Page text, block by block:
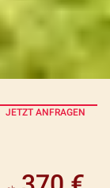
JETZT ANFRAGEN